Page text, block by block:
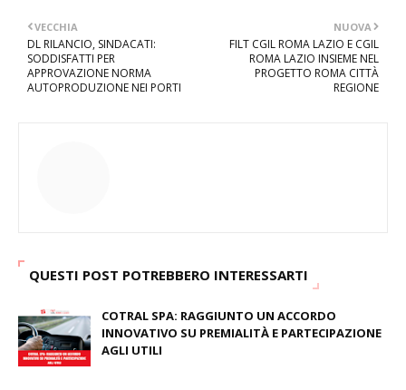
NUOVA
FILT CGIL ROMA LAZIO E CGIL
ROMA LAZIO INSIEME NEL
PROGETTO ROMA CITTÀ
REGIONE
VECCHIA
DL RILANCIO, SINDACATI:
SODDISFATTI PER
APPROVAZIONE NORMA
AUTOPRODUZIONE NEI PORTI
QUESTI POST POTREBBERO INTERESSARTI
COTRAL SPA: RAGGIUNTO UN ACCORDO
INNOVATIVO SU PREMIALITÀ E PARTECIPAZIONE
AGLI UTILI